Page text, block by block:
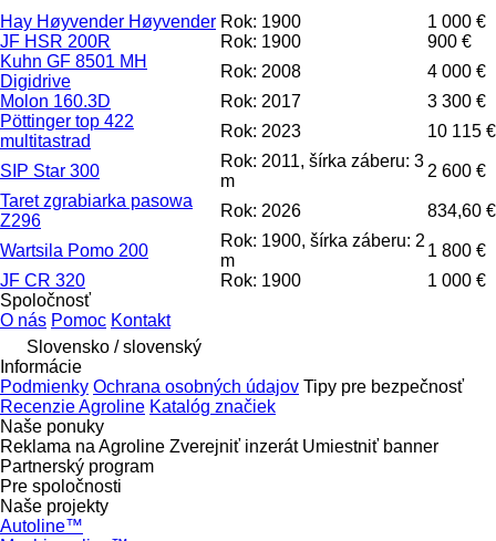
Hay Høyvender Høyvender Rok: 1900
1 000 €
JF HSR 200R
Rok: 1900
900 €
Kuhn GF 8501 MH
Digidrive
Rok: 2008
4 000 €
Molon 160.3D
Rok: 2017
3 300 €
Pöttinger top 422
multitastrad
Rok: 2023 10 115 €
SIP Star 300
Rok: 2011, šírka záberu: 3
m
2 600 €
Taret zgrabiarka pasowa
Z296
Rok: 2026 834,60 €
Wartsila Pomo 200
Rok: 1900, šírka záberu: 2
m
1 800 €
JF CR 320
Rok: 1900
1 000 €
Spoločnosť
O nás Pomoc Kontakt
Slovensko / slovenský
Informácie
Podmienky Ochrana osobných údajov Tipy pre bezpečnosť
Recenzie Agroline Katalóg značiek
Naše ponuky
Reklama na Agroline Zverejniť inzerát Umiestniť banner
Partnerský program
Pre spoločnosti
Naše projekty
Autoline™